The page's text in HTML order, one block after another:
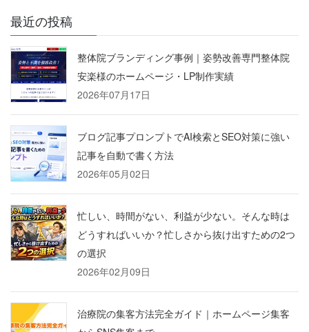
最近の投稿
整体院ブランディング事例｜姿勢改善専門整体院
安楽様のホームページ・LP制作実績
2026年07月17日
ブログ記事プロンプトでAI検索とSEO対策に強い
記事を自動で書く方法
2026年05月02日
忙しい、時間がない、利益が少ない。そんな時は
どうすればいいか？忙しさから抜け出すための2つ
の選択
2026年02月09日
治療院の集客方法完全ガイド｜ホームページ集客